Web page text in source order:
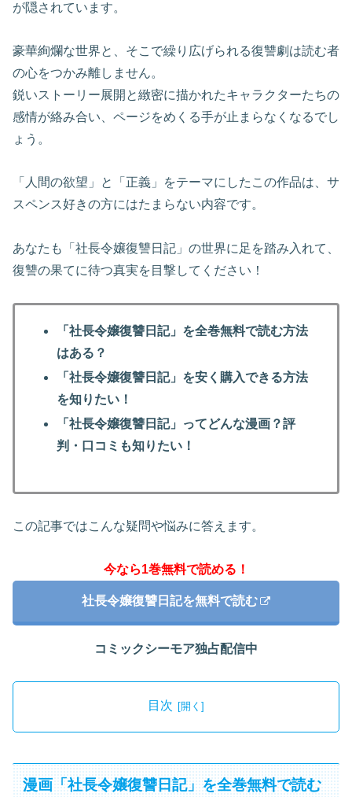
が隠されています。
豪華絢爛な世界と、そこで繰り広げられる復讐劇は読む者
の心をつかみ離しません。
鋭いストーリー展開と緻密に描かれたキャラクターたちの
感情が絡み合い、ページをめくる手が止まらなくなるでし
ょう。
「人間の欲望」と「正義」をテーマにしたこの作品は、サ
スペンス好きの方にはたまらない内容です。
あなたも「社長令嬢復讐日記」の世界に足を踏み入れて、
復讐の果てに待つ真実を目撃してください！
「社長令嬢復讐日記」を全巻無料で読む方法
はある？
「社長令嬢復讐日記」を安く購入できる方法
を知りたい！
「社長令嬢復讐日記」ってどんな漫画？評
判・口コミも知りたい！
この記事ではこんな疑問や悩みに答えます。
今なら1巻無料で読める！
社長令嬢復讐日記を無料で読む
コミックシーモア独占配信中
目次
漫画「社長令嬢復讐日記」を全巻無料で読む